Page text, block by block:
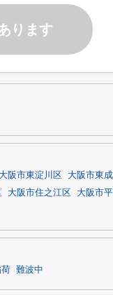
ります
大阪市東淀川区 大阪市東
大阪市住之江区 大阪市
難波中